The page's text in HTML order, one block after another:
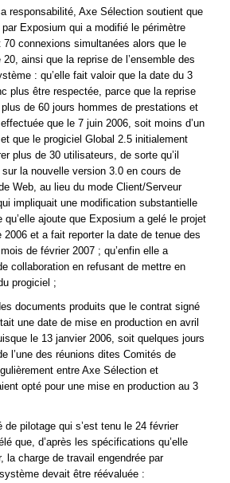
responsabilité, Axe Sélection soutient que
Exposium qui a modifié le périmètre
connexions simultanées alors que le
ainsi que la reprise de l’ensemble des
: qu’elle fait valoir que la date du 3
plus être respectée, parce que la reprise
de 60 jours hommes de prestations et
que le 7 juin 2006, soit moins d’un
que le progiciel Global 2.5 initialement
plus de 30 utilisateurs, de sorte qu’il
la nouvelle version 3.0 en cours de
Web, au lieu du mode Client/Serveur
impliquait une modification substantielle
qu’elle ajoute que Exposium a gelé le projet
2006 et a fait reporter la date de tenue des
de février 2007 ; qu’enfin elle a
collaboration en refusant de mettre en
progiciel ;
documents produits que le contrat signé
une date de mise en production en avril
le 13 janvier 2006, soit quelques jours
l’une des réunions dites Comités de
entre Axe Sélection et
opté pour une mise en production au 3
de pilotage qui s’est tenu le 24 février
que, d’après les spécifications qu’elle
la charge de travail engendrée par
devait être réévaluée :